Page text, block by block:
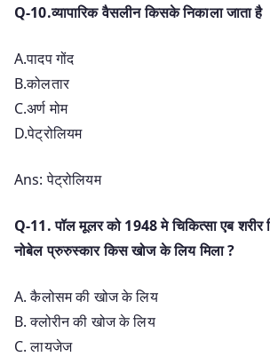
Q-10.व्यापारिक वैसलीन किसके निकाला जाता है
A.पादप गोंद
B.कोलतार
C.अर्ण मोम
D.पेट्रोलियम
Ans: पेट्रोलियम
Q-11. पॉल मूलर को 1948 मे चिकित्सा एब शरीर
नोबेल प्रुरुस्कार किस खोज के लिय मिला ?
A. कैलोसम की खोज के लिय
B. क्लोरीन की खोज के लिय
C. लायजेज